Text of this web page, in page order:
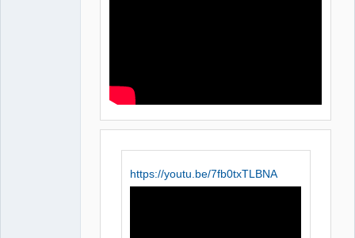
https://youtu.be/7fb0txTLBNA